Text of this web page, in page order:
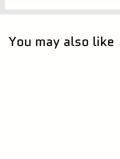
You may also like